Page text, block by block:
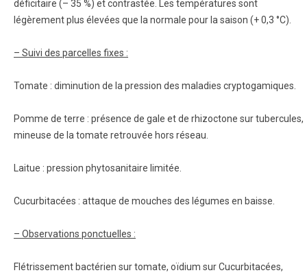
déficitaire (– 35 %) et contrastée. Les températures sont
légèrement plus élevées que la normale pour la saison (+ 0,3 °C).
– Suivi des parcelles fixes :
Tomate : diminution de la pression des maladies cryptogamiques.
Pomme de terre : présence de gale et de rhizoctone sur tubercules,
mineuse de la tomate retrouvée hors réseau.
Laitue : pression phytosanitaire limitée.
Cucurbitacées : attaque de mouches des légumes en baisse.
– Observations ponctuelles :
Flétrissement bactérien sur tomate, oïdium sur Cucurbitacées,